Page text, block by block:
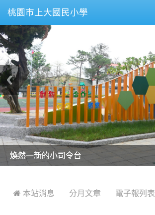
桃園市上大國民小學
美麗的操場是我們活力的來源
美麗的操場是我們活力的來源
煥然一新的小司令台
煥然一新的小司令台
富含桃園埤塘田園風光意象的中廊
富含桃園埤塘田園風光意象的中廊
嶄新的中庭廣場
嶄新的中庭廣場
水生池生生不息
水生池生生不息
 本站消息 分月文章 電子報列表